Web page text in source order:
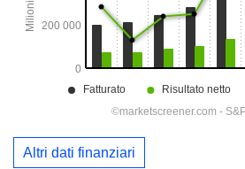
Altri dati finanziari